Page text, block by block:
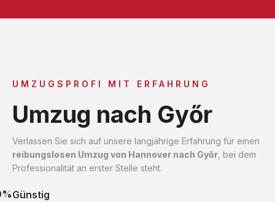
UMZUGSPROFI MIT ERFAHRUNG
Umzug nach Győr
Verlassen Sie sich auf unsere langjährige Erfahrung für einen
reibungslosen Umzug von Hannover nach Győr , bei dem
Professionalität an erster Stelle steht.
Günstig